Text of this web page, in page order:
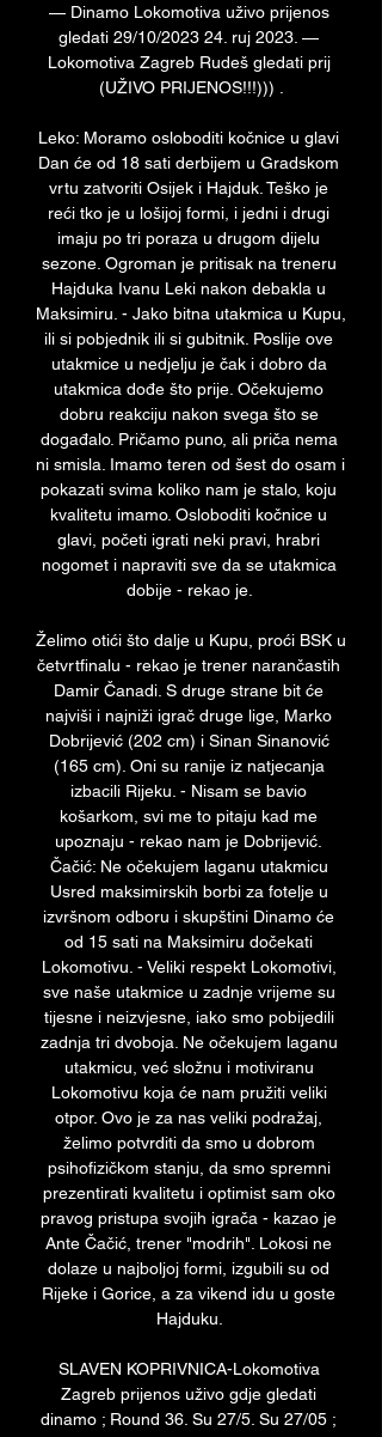
— Dinamo Lokomotiva uživo prijenos
gledati 29/10/2023 24. ruj 2023. —
Lokomotiva Zagreb Rudeš gledati prij
(UŽIVO PRIJENOS!!!))) .
Leko: Moramo osloboditi kočnice u glavi
Dan će od 18 sati derbijem u Gradskom
vrtu zatvoriti Osijek i Hajduk. Teško je
reći tko je u lošijoj formi, i jedni i drugi
imaju po tri poraza u drugom dijelu
sezone. Ogroman je pritisak na treneru
Hajduka Ivanu Leki nakon debakla u
Maksimiru. - Jako bitna utakmica u Kupu,
ili si pobjednik ili si gubitnik. Poslije ove
utakmice u nedjelju je čak i dobro da
utakmica dođe što prije. Očekujemo
dobru reakciju nakon svega što se
događalo. Pričamo puno, ali priča nema
ni smisla. Imamo teren od šest do osam i
pokazati svima koliko nam je stalo, koju
kvalitetu imamo. Osloboditi kočnice u
glavi, početi igrati neki pravi, hrabri
nogomet i napraviti sve da se utakmica
dobije - rekao je.
Želimo otići što dalje u Kupu, proći BSK u
četvrtfinalu - rekao je trener narančastih
Damir Čanadi. S druge strane bit će
najviši i najniži igrač druge lige, Marko
Dobrijević (202 cm) i Sinan Sinanović
(165 cm). Oni su ranije iz natjecanja
izbacili Rijeku. - Nisam se bavio
košarkom, svi me to pitaju kad me
upoznaju - rekao nam je Dobrijević.
Čačić: Ne očekujem laganu utakmicu
Usred maksimirskih borbi za fotelje u
izvršnom odboru i skupštini Dinamo će
od 15 sati na Maksimiru dočekati
Lokomotivu. - Veliki respekt Lokomotivi,
sve naše utakmice u zadnje vrijeme su
tijesne i neizvjesne, iako smo pobijedili
zadnja tri dvoboja. Ne očekujem laganu
utakmicu, već složnu i motiviranu
Lokomotivu koja će nam pružiti veliki
otpor. Ovo je za nas veliki podražaj,
želimo potvrditi da smo u dobrom
psihofizičkom stanju, da smo spremni
prezentirati kvalitetu i optimist sam oko
pravog pristupa svojih igrača - kazao je
Ante Čačić, trener "modrih". Lokosi ne
dolaze u najboljoj formi, izgubili su od
Rijeke i Gorice, a za vikend idu u goste
Hajduku.
SLAVEN KOPRIVNICA-Lokomotiva
Zagreb prijenos uživo gdje gledati
dinamo ; Round 36. Su 27/5. Su 27/05 ;